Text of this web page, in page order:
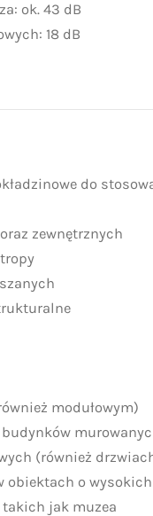
ok. 43 dB
18 dB
do
zewnętrznych
modułowym)
(również
obiektach o wysokich
jak muzea